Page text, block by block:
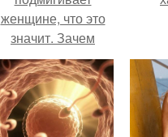
женщине, что это
значит. Зачем
мужчина мне
подмигнул?